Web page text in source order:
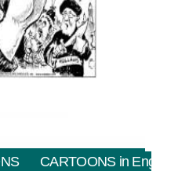
CARTOONS in English